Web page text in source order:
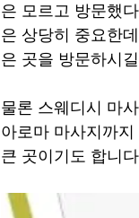
은 모르고 방문했
은 상당히 중요한
은 곳을 방문하시
물론 스웨디시 마
아로마 마사지까
큰 곳이기도 합니